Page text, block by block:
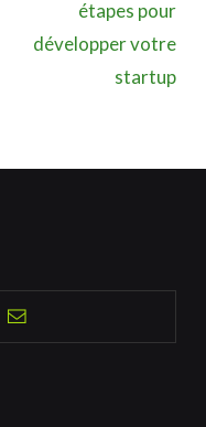
étapes pour
développer votre
startup